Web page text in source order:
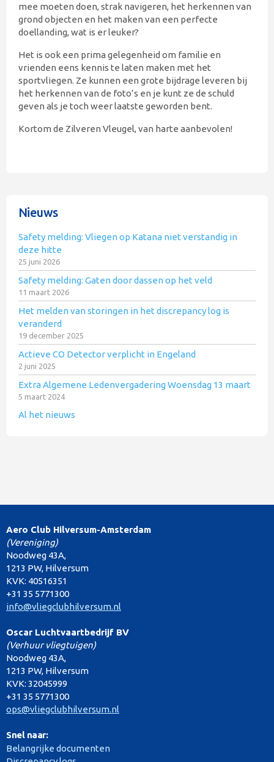
mee moeten doen, strak navigeren, het herkennen van
grond objecten en het maken van een perfecte
doellanding, wat is er leuker?
Het is ook een prima gelegenheid om familie en
vrienden eens kennis te laten maken met het
sportvliegen. Ze kunnen een grote bijdrage leveren bij
het herkennen van de foto’s en je kunt ze de schuld
geven als je toch weer laatste geworden bent.
Kortom de Zilveren Vleugel, van harte aanbevolen!
Nieuws
Safety melding: Vliegen op Katana niet verstandig in
deze hitte
25 juni 2026
Safety melding: Gaten door dassen op het veld
11 maart 2026
Het melden van storingen in het discrepancy log is
veranderd
19 december 2025
Actieve CO Detector verplicht in Engeland
2 juni 2025
Extra Algemene Ledenvergadering Woensdag 13 maart
5 maart 2024
Al het nieuws
Aero Club Hilversum-Amsterdam
(Vereniging)
Noodweg 43A,
1213 PW, Hilversum
KVK: 40516351
+31 35 5771300
info@vliegclubhilversum.nl
Oscar Luchtvaartbedrijf BV
(Verhuur vliegtuigen)
Noodweg 43A,
1213 PW, Hilversum
KVK: 32045999
+31 35 5771300
ops@vliegclubhilversum.nl
Snel naar:
Belangrijke documenten